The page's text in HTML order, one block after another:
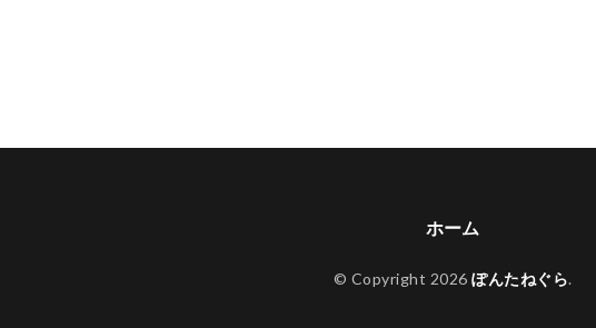
ホーム
© Copyright 2026 ぽんたねぐら.